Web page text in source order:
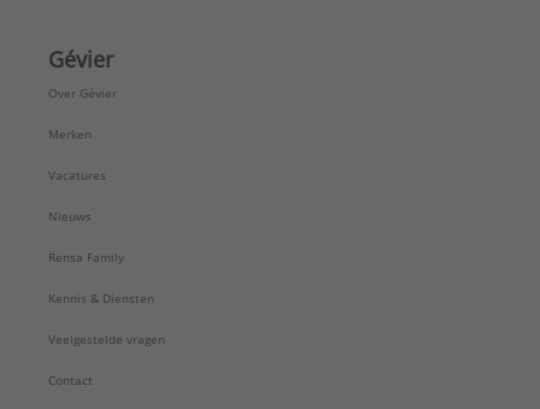
Gévier
Over Gévier
Merken
Vacatures
Nieuws
Rensa Family
Kennis & Diensten
Veelgestelde vragen
Contact